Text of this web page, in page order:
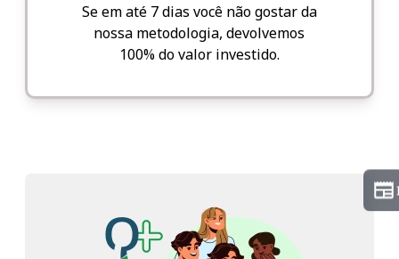
Se em até 7 dias você não gostar da
nossa metodologia, devolvemos
100% do valor investido.